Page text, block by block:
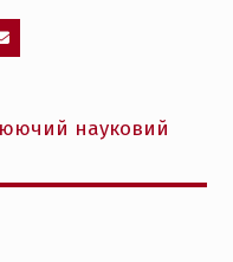
науковий